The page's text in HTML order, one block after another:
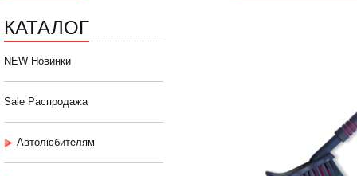
КАТАЛОГ
NEW Новинки
Sale Распродажа
Автолюбителям